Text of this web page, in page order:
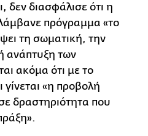
δεν διασφάλισε ότι η
πρόγραμμα «το
τη σωματική, την
ανάπτυξη των
ακόμα ότι με το
«η προβολή
δραστηριότητα που